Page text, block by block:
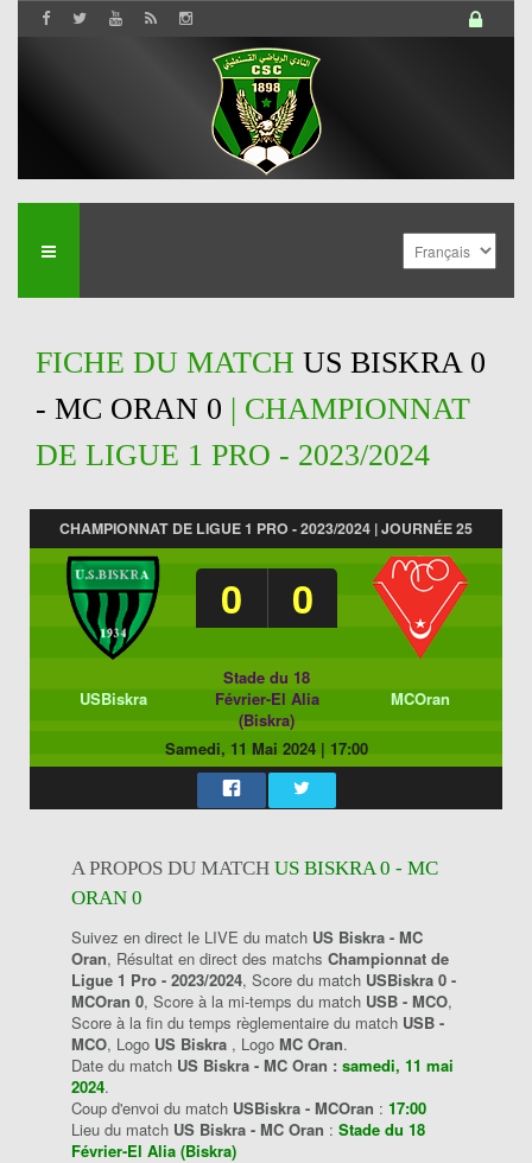
FICHE DU MATCH US BISKRA 0
- MC ORAN 0 | CHAMPIONNAT
DE LIGUE 1 PRO - 2023/2024
CHAMPIONNAT DE LIGUE 1 PRO - 2023/2024 | JOURNÉE 25
0 0
USBiskra
Stade du 18
Février-El Alia
(Biskra)
MCOran
Samedi, 11 Mai 2024| 17:00
A PROPOS DU MATCH US BISKRA 0 - MC
ORAN 0
Suivez en direct le LIVE du match US Biskra - MC
Oran, Résultat en direct des matchs Championnat de
Ligue 1 Pro - 2023/2024, Score du match USBiskra 0 -
MCOran 0, Score à la mi-temps du match USB - MCO,
Score à la fin du temps règlementaire du match USB -
MCO, Logo US Biskra , Logo MC Oran.
Date du match US Biskra - MC Oran : samedi, 11 mai
2024.
Coup d'envoi du match USBiskra - MCOran : 17:00
Lieu du match US Biskra - MC Oran : Stade du 18
Février-El Alia (Biskra)